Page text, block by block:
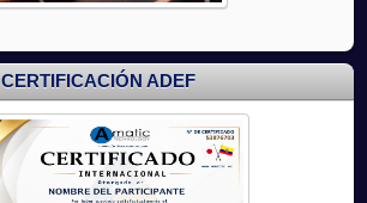
CERTIFICACIÓN ADEF